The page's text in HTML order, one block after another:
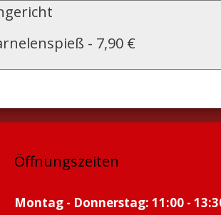
- 7,90 €
Öffnungszeiten
Montag - Donnerstag: 11:00 -